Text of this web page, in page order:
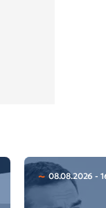
08.08.2026 -